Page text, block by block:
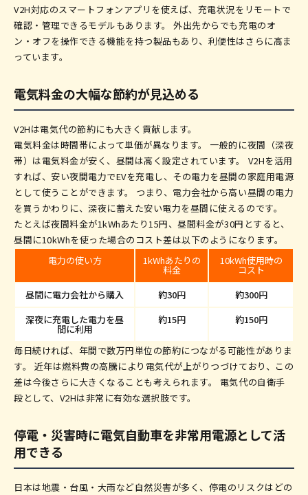
V2H対応のスマートフォンアプリを使えば、充電状況をリモートで
確認・管理できるモデルもあります。 外出先からでも充電のオ
ン・オフを操作できる機能を持つ製品もあり、利便性はさらに高ま
っています。
電気料金の大幅な節約が見込める
V2Hは電気代の節約にも大きく貢献します。
電気料金は時間帯によって単価が異なります。 一般的に夜間（深夜
帯）は電気料金が安く、昼間は高く設定されています。 V2Hを活用
すれば、安い夜間電力でEVを充電し、その電力を昼間の家庭用電源
として使うことができます。 つまり、電力会社から高い昼間の電力
を買うかわりに、深夜に蓄えた安い電力を昼間に使えるのです。
たとえば夜間料金が1kWhあたり15円、昼間料金が30円とすると、
昼間に10kWhを使った場合のコスト差は以下のようになります。
電力の使い方
1kWhあたりの
料金
10kWh使用時の
コスト
昼間に電力会社から購入
約30円
約300円
深夜に充電した電力を昼
間に利用
約15円 約150円
毎日続ければ、年間で数万円単位の節約につながる可能性がありま
す。 近年は燃料費の高騰により電気代が上がりつづけており、この
差は今後さらに大きくなることも考えられます。 電気代の自衛手
段として、V2Hは非常に有効な選択肢です。
停電・災害時に電気自動車を非常用電源として活
用できる
日本は地震・台風・大雨など自然災害が多く、停電のリスクはどの